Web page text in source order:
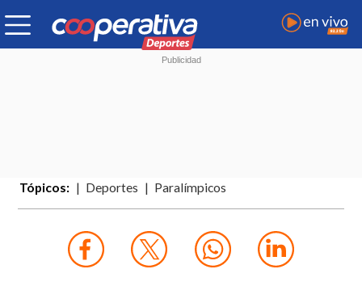
Tópicos: Deportes Paralímpicos